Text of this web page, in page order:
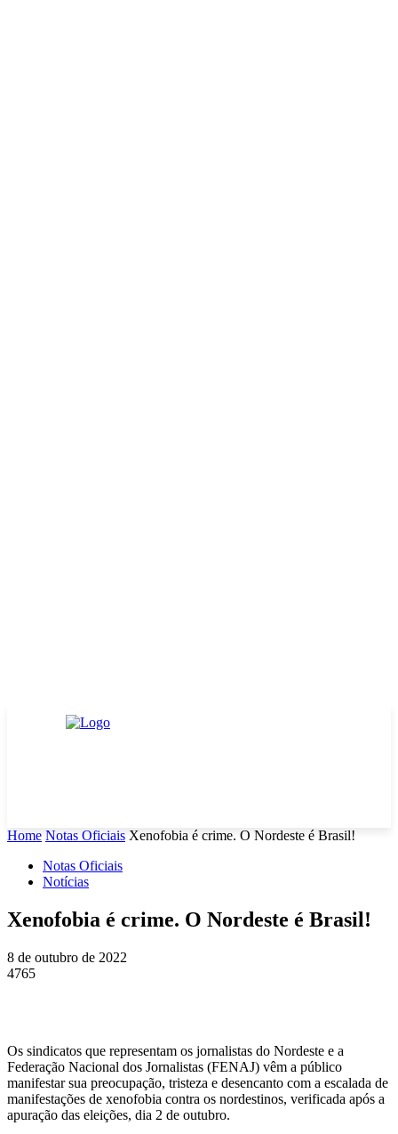
Home Notas Oficiais Xenofobia é crime. O Nordeste é Brasil!
Notas Oficiais
Notícias
Xenofobia é crime. O Nordeste é Brasil!
8 de outubro de 2022
4765
Os sindicatos que representam os jornalistas do Nordeste e a
Federação Nacional dos Jornalistas (FENAJ) vêm a público
manifestar sua preocupação, tristeza e desencanto com a escalada de
manifestações de xenofobia contra os nordestinos, verificada após a
apuração das eleições, dia 2 de outubro.